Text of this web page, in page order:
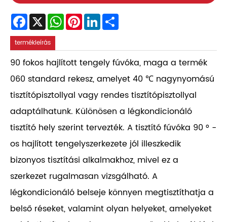
Facebook
X WhatsAppPinterestLinkedIn
termékleírás
90 fokos hajlított tengely fúvóka, maga a termék
060 standard rekesz, amelyet 40 ℃ nagynyomású
tisztítópisztollyal vagy rendes tisztítópisztollyal
adaptálhatunk. Különösen a légkondicionáló
tisztító hely szerint tervezték. A tisztító fúvóka 90 ° -
os hajlított tengelyszerkezete jól illeszkedik
bizonyos tisztítási alkalmakhoz, mivel ez a
szerkezet rugalmasan vizsgálható. A
légkondicionáló belseje könnyen megtisztíthatja a
belső réseket, valamint olyan helyeket, amelyeket